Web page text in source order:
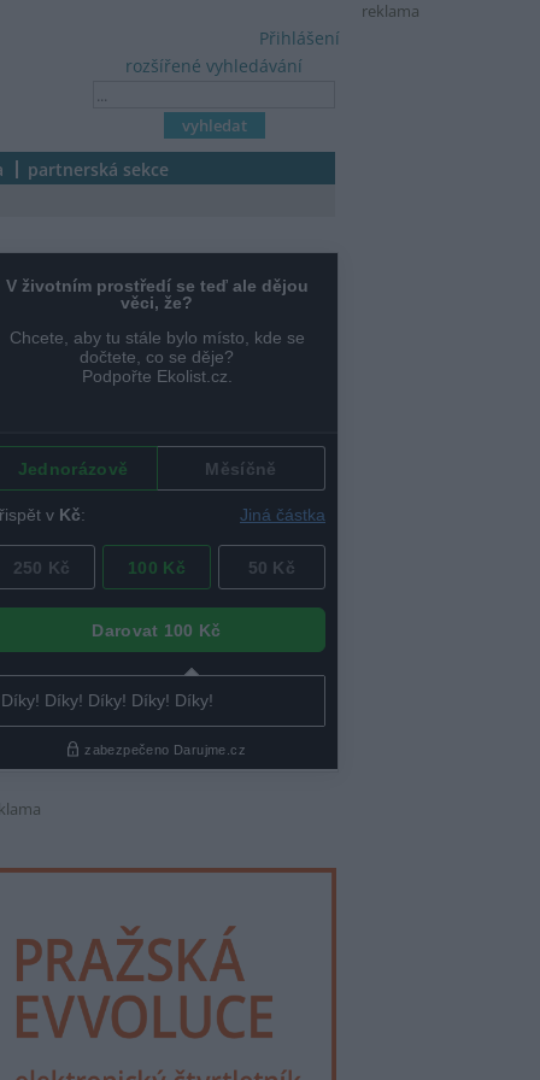
reklama
rozšířené vyhledávání
Přihlášení
partnerská sekce